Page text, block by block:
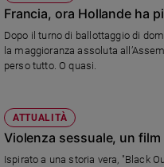
Francia, ora Hollande ha
Dopo il turno di ballottaggio di
la maggioranza assoluta
perso tutto. O quasi.
ATTUALITÀ
Violenza sessuale, un film
Ispirato a una storia vera, "Black